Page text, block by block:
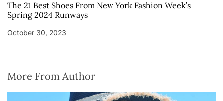
The 21 Best Shoes From New York Fashion Week’s
Spring 2024 Runways
October 30, 2023
More From Author